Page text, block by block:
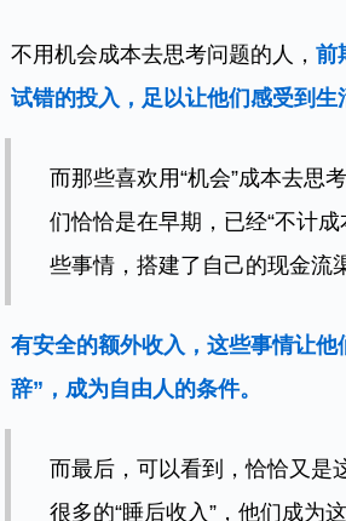
不用机会成本去思考问题的人，前
试错的投入，足以让他们感受到生
而那些喜欢用“机会”成本去思
们恰恰是在早期，已经“不计成
些事情，搭建了自己的现金流
有安全的额外收入，这些事情让他
辞”，成为自由人的条件。
而最后，可以看到，恰恰又是
很多的“睡后收入”，他们成为